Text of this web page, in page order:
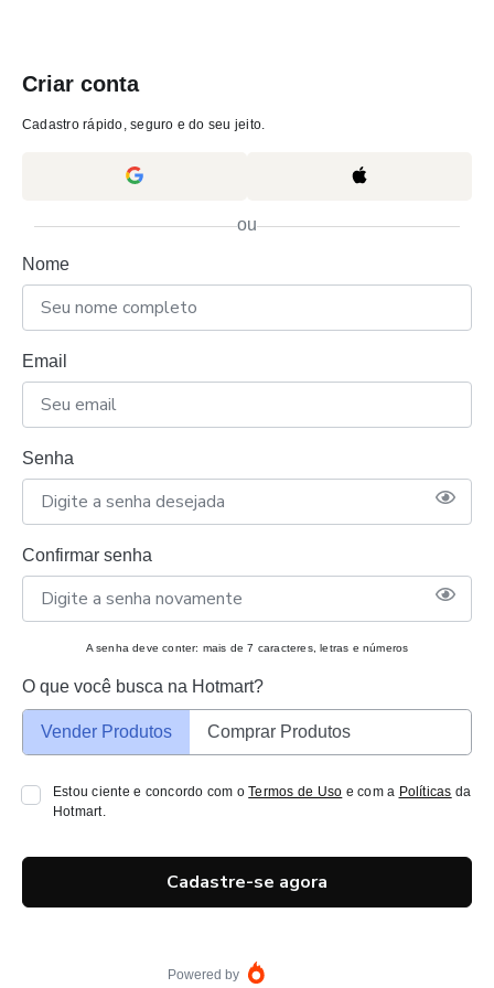
Criar conta
Cadastro rápido, seguro e do seu jeito.
ou
Nome
Email
Senha
Confirmar senha
A senha deve conter: mais de 7 caracteres, letras e números
O que você busca na Hotmart?
Vender Produtos Comprar Produtos
Estou ciente e concordo com oTermos de Uso e com a Políticas da
Hotmart.
Cadastre-se agora
Powered by